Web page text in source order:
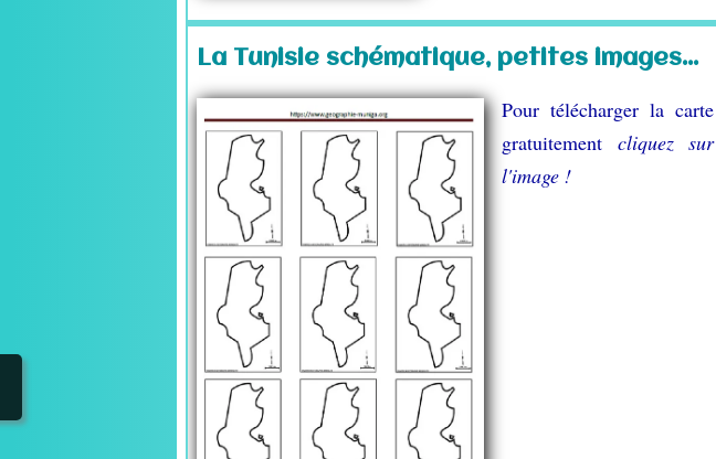
La Tunisie schématique, petites images...
Pour télécharger la carte
gratuitementcliquez sur
l'image !